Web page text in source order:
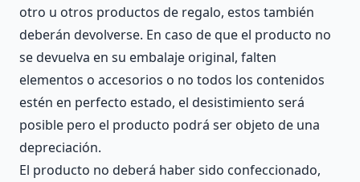
otro u otros productos de regalo, estos también
deberán devolverse. En caso de que el producto no
se devuelva en su embalaje original, falten
elementos o accesorios o no todos los contenidos
estén en perfecto estado, el desistimiento será
posible pero el producto podrá ser objeto de una
depreciación.
El producto no deberá haber sido confeccionado,